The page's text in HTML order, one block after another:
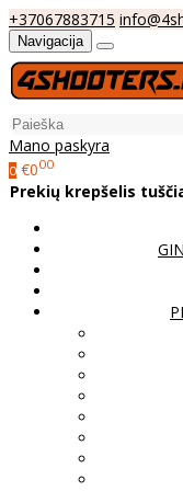
+37067883715
Navigacija
Mano paskyra
0 €000
Prekių krepšelis